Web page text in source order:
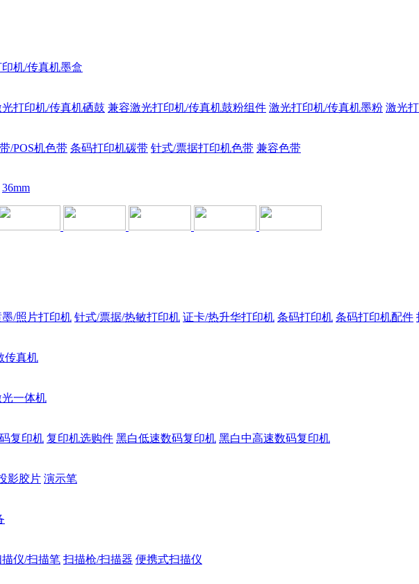
机/传真机墨盒
打印机/传真机硒鼓 兼容激光打印机/传真机鼓粉组件 激光打印机/传真机墨粉 激光
/POS机色带 条码打印机碳带 针式/票据打印机色带 兼容色带
36mm
墨/照片打印机 针式/票据/热敏打印机 证卡/热升华打印机 条码打印机 条码打印机配件
传真机
一体机
复印机 复印机选购件 黑白低速数码复印机 黑白中高速数码复印机
影胶片 演示笔
仪/扫描笔 扫描枪/扫描器 便携式扫描仪